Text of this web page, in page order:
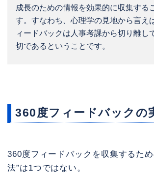
成長のための情報を効果的に収集する
す。すなわち、心理学の見地から言え
ィードバックは人事考課から切り離し
切であるということです。
360度フィードバックの
360度フィードバックを収集するた
法”は1つではない。